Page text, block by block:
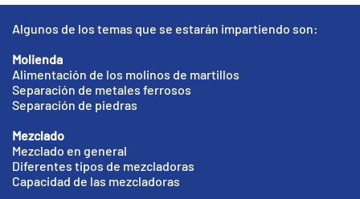
Algunos de los temas que se estarán impartiendo son:
Molienda
Alimentación de los molinos de martillos
Separación de metales ferrosos
Separación de piedras
Mezclado
Mezclado en general
Diferentes tipos de mezcladoras
Capacidad de las mezcladoras